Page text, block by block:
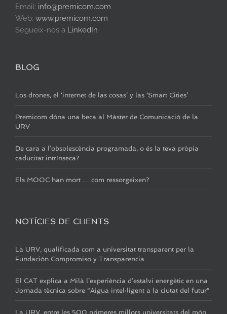
Email: info@premicom.com
Web: www.premicom.com
Segueix-nos a LinkedIn
BLOG
Los drones, el ‘internet de las cosas’ y las ‘Smart Cities’
Premicom dóna una beca al Màster de Comunicació de la
URV
De cara a l’obsolescència programada, o és la teva pròpia
caducitat intrínseca?
Els MOOC han mort … com ressorgeixen?
NOTÍCIES DE CLIENTS
La URV, qualificada com a universitat transparent per la
Fundación Compromiso y Transparencia
El CAT explica a Milà l’experiència d’estalvi energètic en una
Jornada tècnica sobre “Aigua intel·ligent a la ciutat del futur”
La URV, entre les 500 primeres millors universitats del món